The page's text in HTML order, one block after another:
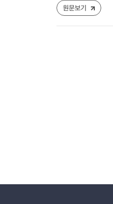
원문보기